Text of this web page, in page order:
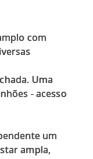
com
Uma
- acesso
um
ampla,